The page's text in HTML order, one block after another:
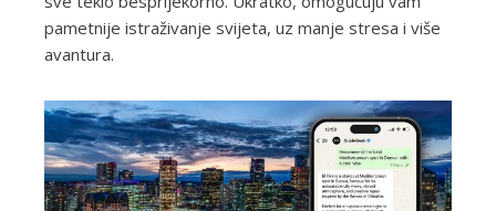
pametnije istraživanje svijeta, uz manje stresa i više
avantura.